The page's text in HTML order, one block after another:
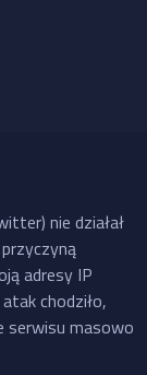
nie działał
adresy IP
chodziło,
serwisu masowo